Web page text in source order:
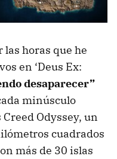
horas que he
en ‘Deus Ex:
desaparecer”
minúsculo
Creed Odyssey, un
cuadrados
más de 30 islas